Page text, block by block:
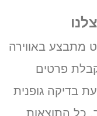
מתבצע באווירה
פרטים
בדיקה גופנית
כל התוצאות